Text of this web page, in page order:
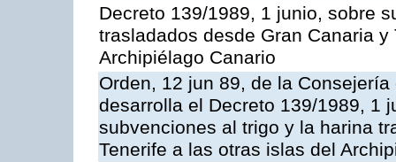
Decreto 139/1989, 1 junio, sobre
trasladados desde Gran Canaria
Archipiélago Canario
Orden, 12 jun 89, de la
desarrolla el Decreto 139/1989, 1
subvenciones al trigo y la harina
Tenerife a las otras islas del